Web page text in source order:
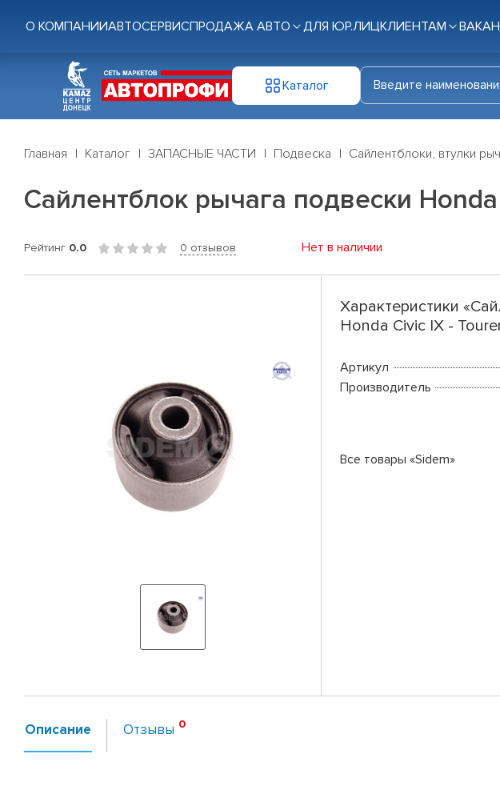
О КОМПАНИИАВТОСЕРВИСПРОДАЖА АВТО ДЛЯ ЮР.ЛИЦКЛИЕНТАМ
Каталог
Главная Каталог ЗАПАСНЫЕ ЧАСТИ Подвеска Сайлентблоки, втулки
Сайлентблок рычага подвески Honda
Рейтинг 0.0 0 отзывов Нет в наличии
Характеристики
Honda Civic IX -
Артикул
Производитель
Все товары «Sidem»
Описание Отзывы